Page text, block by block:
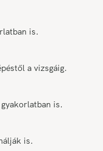
is.
a vizsgáig.
is.
is.